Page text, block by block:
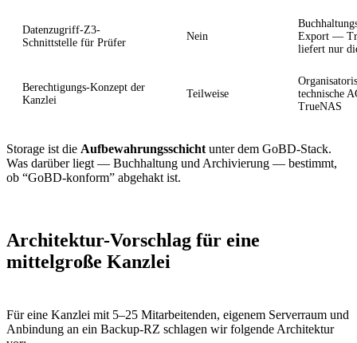
Datenzugriff-Z3-
Schnittstelle für Prüfer
Nein
Export —
liefert nur
Berechtigungs-Konzept der
Kanzlei
Teilweise
technische
TrueNAS
Storage ist die Aufbewahrungsschicht unter dem GoBD-Stack.
Was darüber liegt — Buchhaltung und Archivierung — bestimmt,
ob “GoBD-konform” abgehakt ist.
Architektur-Vorschlag für eine
mittelgroße Kanzlei
Für eine Kanzlei mit 5–25 Mitarbeitenden, eigenem Serverraum und
Anbindung an ein Backup-RZ schlagen wir folgende Architektur